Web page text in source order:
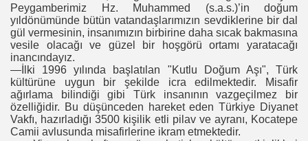
Peygamberimiz Hz. Muhammed (s.a.s.)’in doğum
yıldönümünde bütün vatandaşlarımızın sevdiklerine bir dal
gül vermesinin, insanımızın birbirine daha sıcak bakmasına
vesile olacağı ve güzel bir hoşgörü ortamı yaratacağı
inancındayız.
—İlki 1996 yılında başlatılan "Kutlu Doğum Aşı", Türk
kültürüne uygun bir şekilde icra edilmektedir. Misafir
ağırlama bilindiği gibi Türk insanının vazgeçilmez bir
özelliğidir. Bu düşünceden hareket eden Türkiye Diyanet
Vakfı, hazırladığı 3500 kişilik etli pilav ve ayranı, Kocatepe
Camii avlusunda misafirlerine ikram etmektedir.